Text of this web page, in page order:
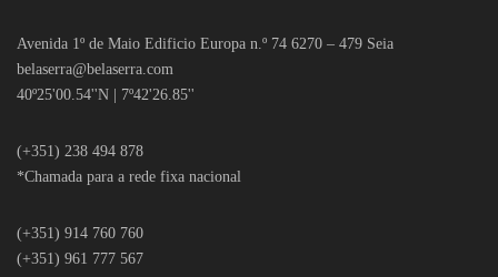
Avenida 1º de Maio Edificio Europa n.º 74 6270 – 479 Seia
belaserra@belaserra.com
40º25'00.54''N | 7º42'26.85''
(+351) 238 494 878
*Chamada para a rede fixa nacional
(+351) 914 760 760
(+351) 961 777 567